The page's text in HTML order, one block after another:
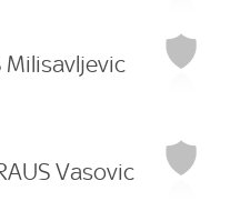
Milisavljevic
Vasovic